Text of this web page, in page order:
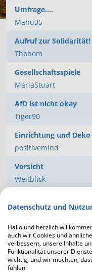
Datenschutz und
Hallo und herzlich
auch wir Cookies und
verbessern, unsere Inhalte
Funktionalität unserer
wichtig, und wir möchten,
fühlen.
Umfrage....
Manu35
Aufruf zur Solidarität!
Thohom
Gesellschaftsspiele
MariaStuart
AfD ist nicht okay
Tiger90
Einrichtung und Deko
positivemind
Vorsicht
Weitblick
KatzeOnze90
Donnerstag
rollihexle
Entweder der..............
Samantha44